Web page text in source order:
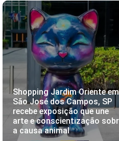
Shopping Jardim Oriente em
São José dos Campos, SP
recebe exposição que une
arte e conscientização
a causa animal